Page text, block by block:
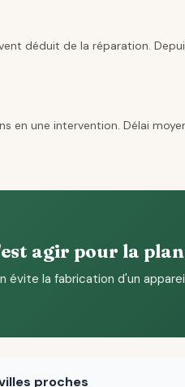
déduit de la réparation.
en une intervention. Délai
agir pour la
évite la fabrication d'un
proches